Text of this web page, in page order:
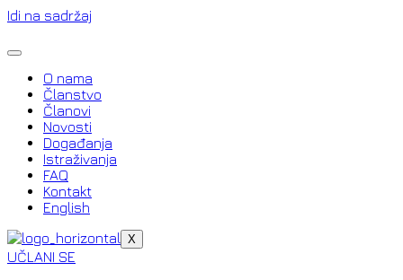
Idi na sadržaj
O nama
Članstvo
Članovi
Novosti
Događanja
Istraživanja
FAQ
Kontakt
English
X
UČLANI SE